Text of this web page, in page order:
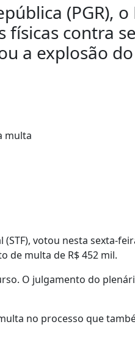
(PGR),
físicas contra
a explosão
votou nesta sexta-
de multa de R$ 452 mil.
O julgamento do
no processo que